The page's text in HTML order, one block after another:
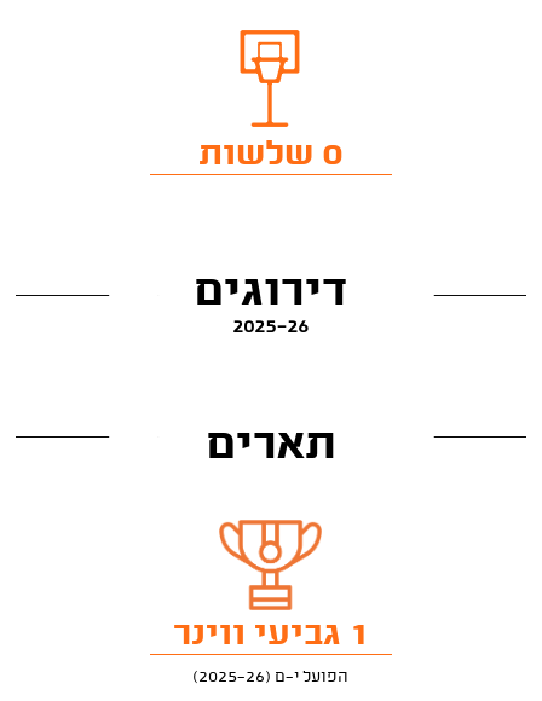
0 שלשות
דירוגים
2025-26
תארים
1 גביעי ווינר
הפועל י-ם (2025-26)